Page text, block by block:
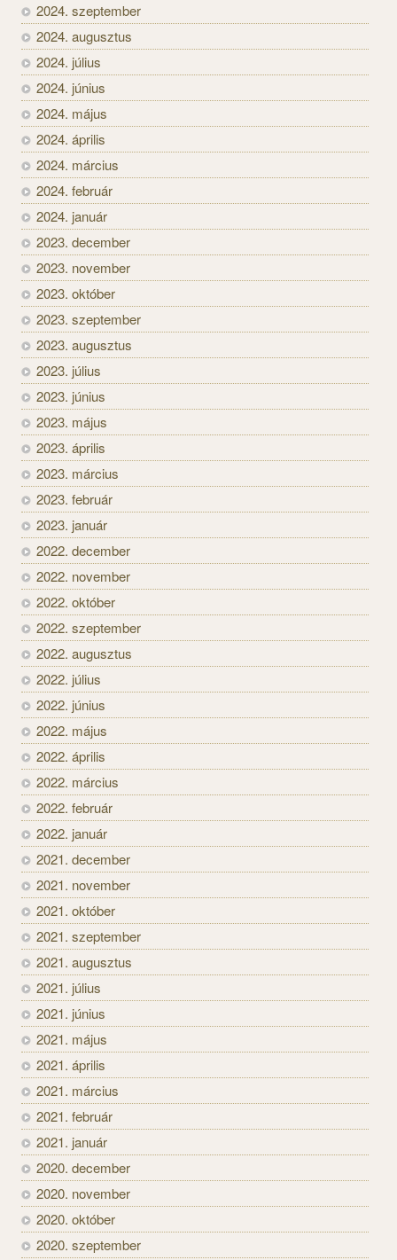
2024. szeptember
2024. augusztus
2024. július
2024. június
2024. május
2024. április
2024. március
2024. február
2024. január
2023. december
2023. november
2023. október
2023. szeptember
2023. augusztus
2023. július
2023. június
2023. május
2023. április
2023. március
2023. február
2023. január
2022. december
2022. november
2022. október
2022. szeptember
2022. augusztus
2022. július
2022. június
2022. május
2022. április
2022. március
2022. február
2022. január
2021. december
2021. november
2021. október
2021. szeptember
2021. augusztus
2021. július
2021. június
2021. május
2021. április
2021. március
2021. február
2021. január
2020. december
2020. november
2020. október
2020. szeptember